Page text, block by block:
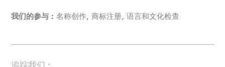
我们的参与 : 名称创作, 商标注册, 语言和文化检查